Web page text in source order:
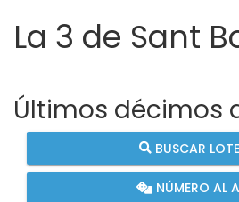
La 3 de Sant
Últimos décimos
BUSCAR
NÚMERO AL